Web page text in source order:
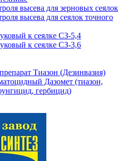
высева для зерновых сеялок
высева для сеялок точного
к сеялке СЗ-5,4
к сеялке СЗ-3,6
Тиазон (Дезинвазия)
Дазомет (тиазон,
гербицид)